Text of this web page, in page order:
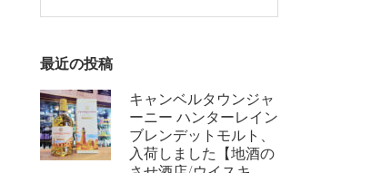
索:
最近の投稿
キャンベルタウンジャ
ーニー ハンターレイン
ブレンデットモルト、
入荷しました【地酒の